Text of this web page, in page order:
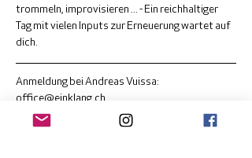
trommeln, improvisieren ... - Ein reichhaltiger
Tag mit vielen Inputs zur Erneuerung wartet auf
dich.
Anmeldung bei Andreas Vuissa:
office@einklang.ch